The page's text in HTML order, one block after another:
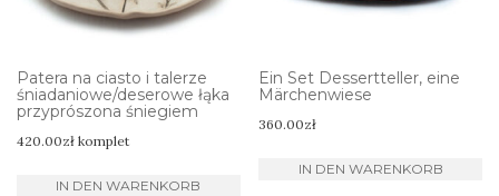
Patera na ciasto i talerze
śniadaniowe/deserowe łąka
przyprószona śniegiem
420.00zł komplet
IN DEN WARENKORB
Ein Set Dessertteller, eine
Märchenwiese
360.00zł
IN DEN WARENKORB